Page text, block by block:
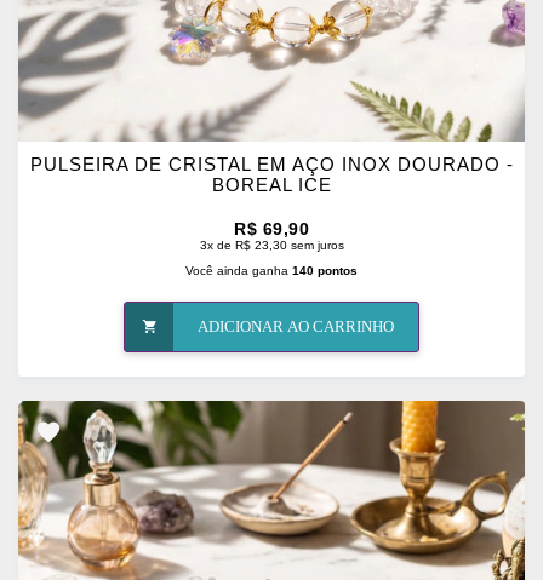
PULSEIRA DE CRISTAL EM AÇO INOX DOURADO -
BOREAL ICE
R$ 69,90
3x de R$ 23,30 sem juros
Você ainda ganha 140 pontos
ADICIONAR AO CARRINHO
ADICIONAR
OS
FAVORITOS